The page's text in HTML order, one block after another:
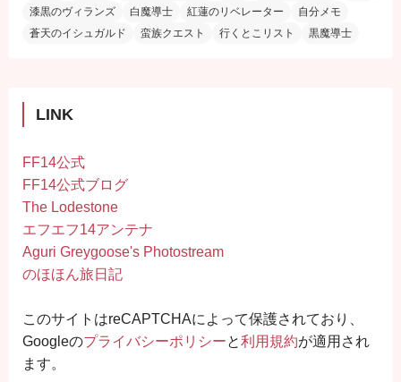
漆黒のヴィランズ
白魔導士 紅蓮のリベレーター
自分メモ
蒼天のイシュガルド
蛮族クエスト 行くとこリスト 黒魔導士
LINK
FF14公式
FF14公式ブログ
The Lodestone
エフエフ14アンテナ
Aguri Greygoose's Photostream
のほほん旅日記
このサイトはreCAPTCHAによって保護されており、
Googleのプライバシーポリシー と 利用規約が適用され
ます。